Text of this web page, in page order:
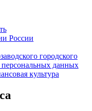
России
городского
данных
культура